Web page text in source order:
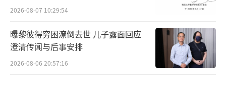
2026-08-07 10:29:54
曝黎彼得穷困潦倒去世 儿子露面回应
澄清传闻与后事安排
2026-08-06 20:57:16